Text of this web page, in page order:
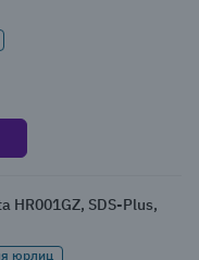
HR001GZ, SDS-Plus,
юрлиц